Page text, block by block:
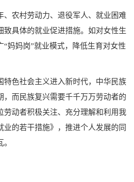
、农村劳动力、退役军人、就业困难
致具体的就业促进措施。如对女性生
“妈妈岗”就业模式，降低生育对女性
特色社会主义进入新时代，中华民族
，而民族复兴需要千千万万劳动者的
劳动者积极关注、充分理解和利用我
业的若干措施》，推进个人发展的同